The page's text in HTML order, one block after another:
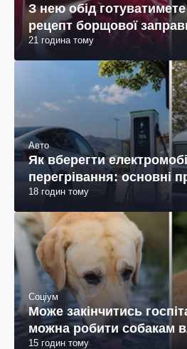
З нею обід
рецепт борщової
21 година тому
Авто
Як вберегти
перегрівання: основні
18 годин тому
Соціум
Може закінчитись
можна робити собакам
15 годин тому